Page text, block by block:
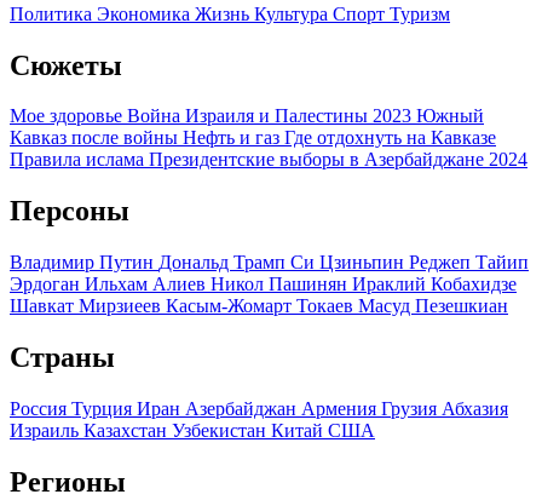
Политика Экономика Жизнь Культура Спорт Туризм
Сюжеты
Мое здоровье Война Израиля и Палестины 2023 Южный
Кавказ после войны Нефть и газ Где отдохнуть на Кавказе
Правила ислама Президентские выборы в Азербайджане 2024
Персоны
Владимир Путин Дональд Трамп Си Цзиньпин Реджеп Тайип
Эрдоган Ильхам Алиев Никол Пашинян Ираклий Кобахидзе
Шавкат Мирзиеев Касым-Жомарт Токаев Масуд Пезешкиан
Страны
Россия Турция Иран Азербайджан Армения Грузия Абхазия
Израиль Казахстан Узбекистан Китай США
Регионы